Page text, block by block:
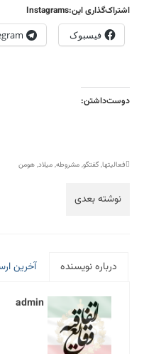
اشتراک‌گذاری این:Instagrams
فیسبوک
دوست‌داشتن:
فعالیتها, گفتگو, مشروطه, میلاد, هومن
نوشته بعدی
درباره نویسنده آخرین
admin